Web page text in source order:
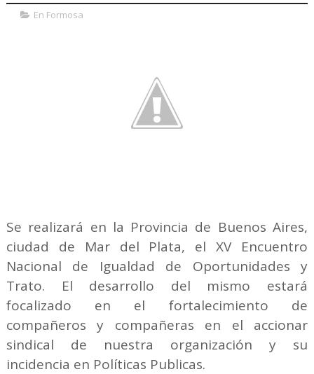
En Formosa
Se realizará en la Provincia de Buenos Aires,
ciudad de Mar del Plata, el XV Encuentro
Nacional de Igualdad de Oportunidades y
Trato. El desarrollo del mismo estará
focalizado en el fortalecimiento de
compañeros y compañeras en el accionar
sindical de nuestra organización y su
incidencia en Políticas Publicas.